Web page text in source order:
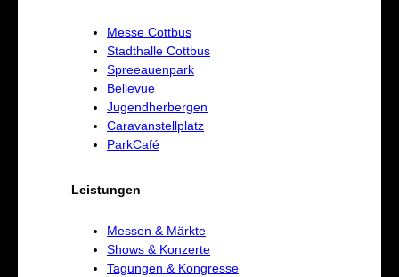
Messe Cottbus
Stadthalle Cottbus
Spreeauenpark
Bellevue
Jugendherbergen
Caravanstellplatz
ParkCafé
Leistungen
Messen & Märkte
Shows & Konzerte
Tagungen & Kongresse